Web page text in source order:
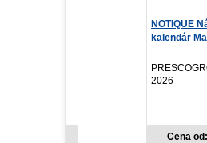
NOTIQUE Nástenný
kalendár Mačky 2027,
PRESCOGROUP SK,
3,57 €